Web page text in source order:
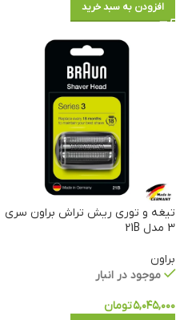
افزودن به سبد خرید
تیغه و توری ریش تراش براون سری
3 مدل 21B
براون
موجود در انبار
۵,۰۴۵,۰۰۰تومان